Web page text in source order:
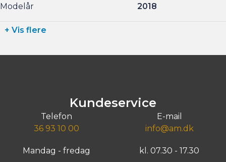
Modelår
2018
+ Vis flere
Kundeservice
Telefon
36 93 10 00
E-mail
info@am.dk
Mandag - fredag kl. 07.30 - 17.30